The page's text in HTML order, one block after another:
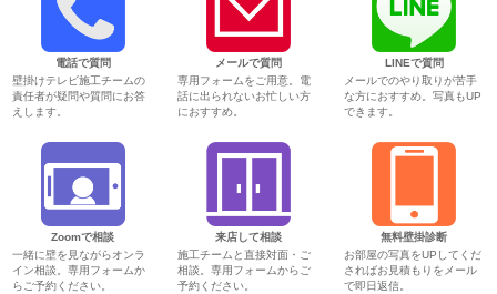
電話で質問
壁掛けテレビ施工チームの
責任者が疑問や質問にお答
えします。
メールで質問
専用フォームをご用意。電
話に出られないお忙しい方
におすすめ。
LINEで質問
メールでのやり取りが苦手
な方におすすめ。写真もUP
できます。
Zoomで相談
一緒に壁を見ながらオンラ
イン相談。専用フォームか
らご予約ください。
来店して相談
施工チームと直接対面・ご
相談。専用フォームからご
予約ください。
無料壁掛診断
お部屋の写真をUPしてくだ
さればお見積もりをメール
で即日返信。